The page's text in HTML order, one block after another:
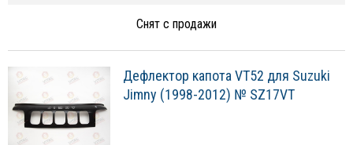
Снят с продажи
Дефлектор капота VT52 для Suzuki
Jimny (1998-2012) № SZ17VT